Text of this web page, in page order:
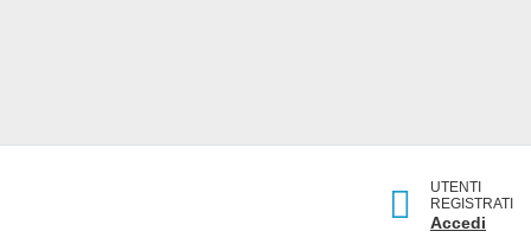
UTENTI
REGISTRATI
Accedi